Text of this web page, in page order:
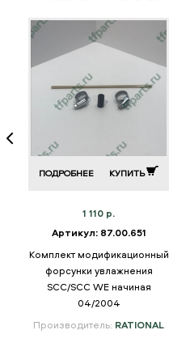
ПОДРОБНЕЕ КУПИТЬ
1 110 р.
Артикул: 87.00.651
Комплект модификационный
форсунки увлажнения
SCC/SCC WE начиная
04/2004
Производитель: RATIONAL